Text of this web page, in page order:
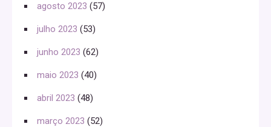
agosto 2023 (57)
julho 2023 (53)
junho 2023 (62)
maio 2023 (40)
abril 2023 (48)
março 2023 (52)